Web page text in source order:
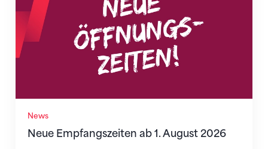
News
Neue Empfangszeiten ab 1. August 2026